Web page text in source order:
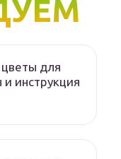
для
и инструкция